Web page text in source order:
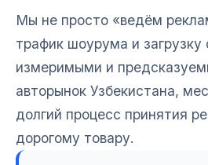
Мы не просто «ведём
трафик шоурума и загрузку
измеримыми и
авторынок Узбекистана,
долгий процесс принятия
дорогому товару.